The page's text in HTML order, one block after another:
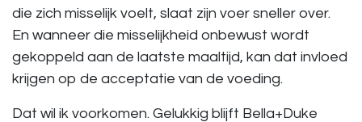
die zich misselijk voelt, slaat zijn voer sneller over.
En wanneer die misselijkheid onbewust wordt
gekoppeld aan de laatste maaltijd, kan dat invloed
krijgen op de acceptatie van de voeding.
Dat wil ik voorkomen. Gelukkig blijft Bella+Duke